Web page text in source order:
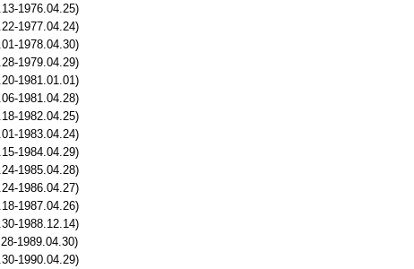
1976.04.25)
1977.04.24)
1978.04.30)
1979.04.29)
1981.01.01)
1981.04.28)
1982.04.25)
1983.04.24)
1984.04.29)
1985.04.28)
1986.04.27)
1987.04.26)
1988.12.14)
1989.04.30)
1990.04.29)